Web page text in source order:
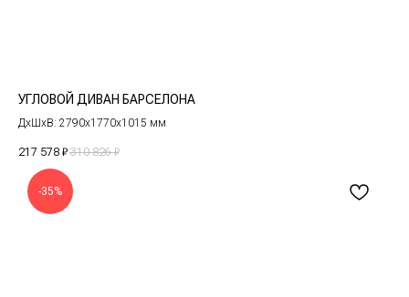
УГЛОВОЙ ДИВАН БАРСЕЛОНА
ДxШxВ: 2790x1770x1015 мм
217 578 ₽ 310 826 ₽
-35%